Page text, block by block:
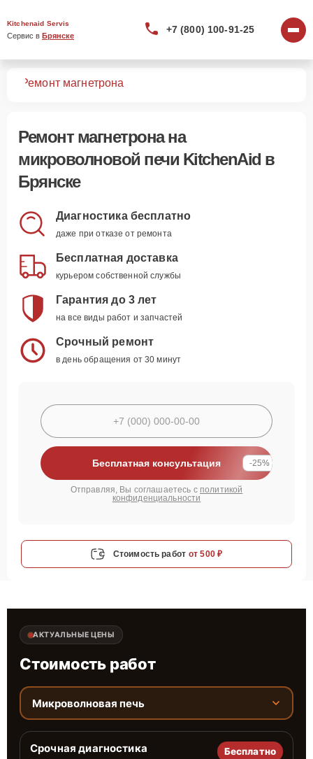
Kitchenaid Servis
Сервис в Брянске
+7 (800) 100-91-25
Ремонт магнетрона
Ремонт магнетронана
микроволновой печи KitchenAid в
Брянске
Диагностика бесплатно
даже при отказе от ремонта
Бесплатная доставка
курьером собственной службы
Гарантия до 3 лет
на все виды работ и запчастей
Срочный ремонт
в день обращения от 30 минут
Бесплатная консультация -25%
Отправляя, Вы соглашаетесь с политикой
конфиденциальности
Стоимость работ от 500 ₽
АКТУАЛЬНЫЕ ЦЕНЫ
Стоимость работ
Микроволновая печь
Срочная диагностика Бесплатно